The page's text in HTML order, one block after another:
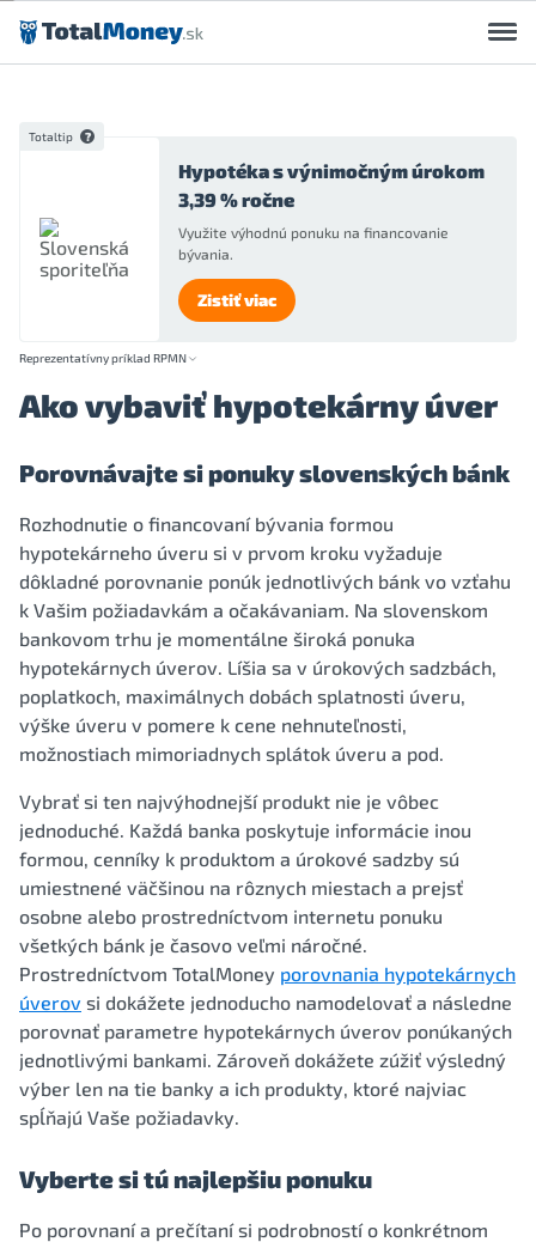
Preskočiť na obsah
Totaltip
Hypotéka s výnimočným úrokom
3,39 % ročne
Využite výhodnú ponuku na financovanie
bývania.
Zistiť viac
Reprezentatívny príklad RPMN
Ako vybaviť hypotekárny úver
Porovnávajte si ponuky slovenských bánk
Rozhodnutie o financovaní bývania formou
hypotekárneho úveru si v prvom kroku vyžaduje
dôkladné porovnanie ponúk jednotlivých bánk vo vzťahu
k Vašim požiadavkám a očakávaniam. Na slovenskom
bankovom trhu je momentálne široká ponuka
hypotekárnych úverov. Líšia sa v úrokových sadzbách,
poplatkoch, maximálnych dobách splatnosti úveru,
výške úveru v pomere k cene nehnuteľnosti,
možnostiach mimoriadnych splátok úveru a pod.
Vybrať si ten najvýhodnejší produkt nie je vôbec
jednoduché. Každá banka poskytuje informácie inou
formou, cenníky k produktom a úrokové sadzby sú
umiestnené väčšinou na rôznych miestach a prejsť
osobne alebo prostredníctvom internetu ponuku
všetkých bánk je časovo veľmi náročné.
Prostredníctvom TotalMoney porovnania hypotekárnych
úverov si dokážete jednoducho namodelovať a následne
porovnať parametre hypotekárnych úverov ponúkaných
jednotlivými bankami. Zároveň dokážete zúžiť výsledný
výber len na tie banky a ich produkty, ktoré najviac
spĺňajú Vaše požiadavky.
Vyberte si tú najlepšiu ponuku
Po porovnaní a prečítaní si podrobností o konkrétnom